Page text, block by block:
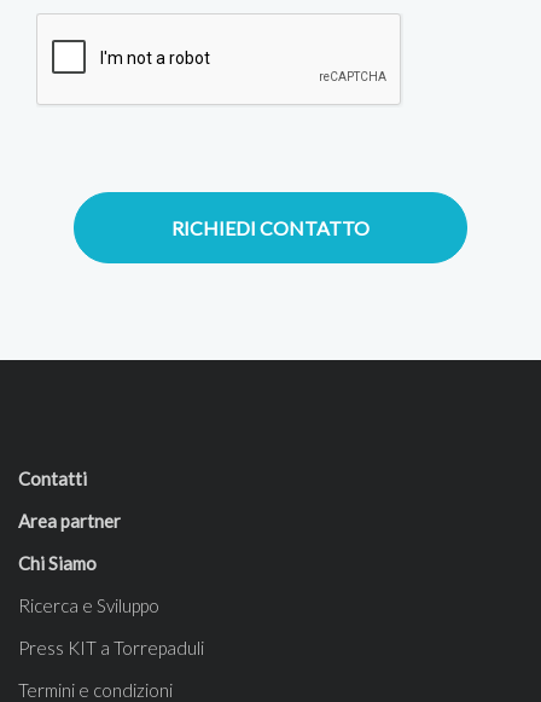
RICHIEDI CONTATTO
Contatti
Area partner
Chi Siamo
Ricerca e Sviluppo
Press KIT a Torrepaduli
Termini e condizioni